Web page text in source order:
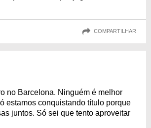
COMPARTILHAR
no Barcelona. Ninguém é melhor
estamos conquistando título porque
juntos. Só sei que tento aproveitar